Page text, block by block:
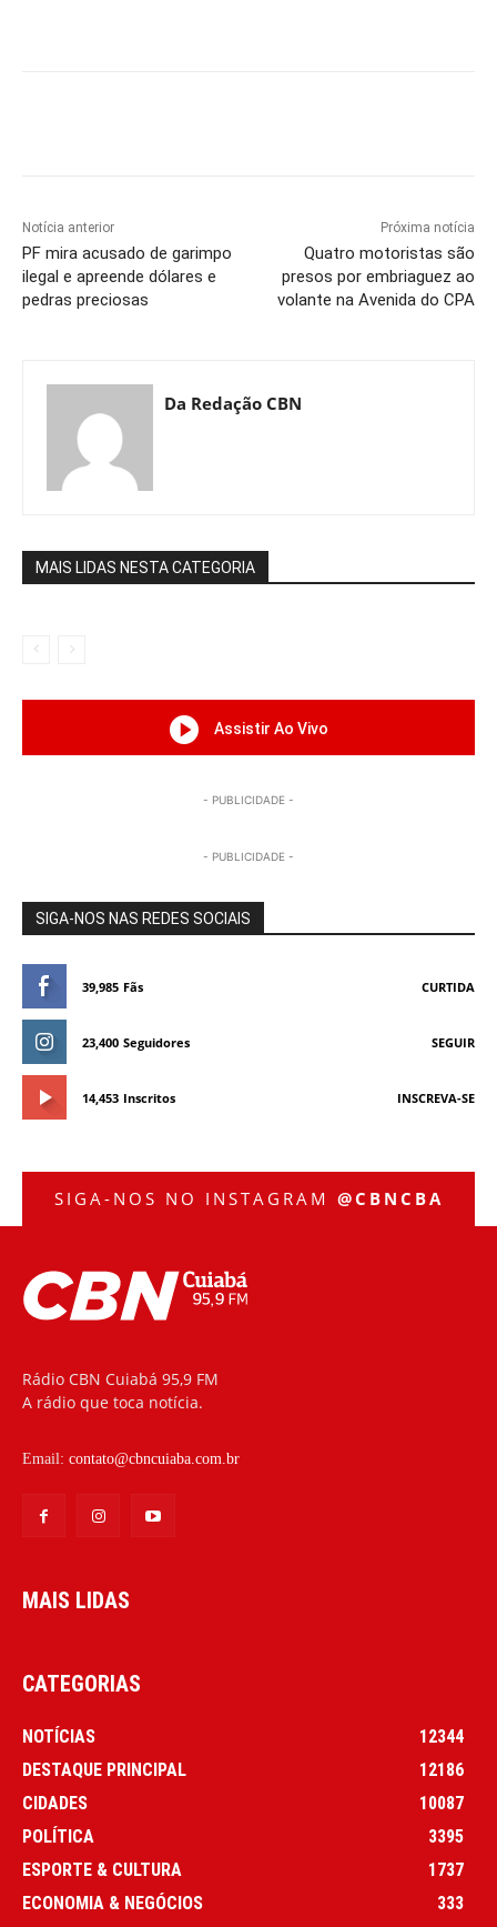
Notícia anterior
PF mira acusado de garimpo
ilegal e apreende dólares e
pedras preciosas
Próxima notícia
Quatro motoristas são
presos por embriaguez ao
volante na Avenida do CPA
Da Redação CBN
MAIS LIDAS NESTA CATEGORIA
Assistir Ao Vivo
- PUBLICIDADE -
- PUBLICIDADE -
SIGA-NOS NAS REDES SOCIAIS
39,985 Fãs CURTIDA
23,400 Seguidores SEGUIR
14,453 Inscritos INSCREVA-SE
SIGA-NOS NO INSTAGRAM @CBNCBA
Rádio CBN Cuiabá 95,9 FM
A rádio que toca notícia.
Email: contato@cbncuiaba.com.br
MAIS LIDAS
CATEGORIAS
NOTÍCIAS
12344
DESTAQUE PRINCIPAL
12186
CIDADES
10087
POLÍTICA
3395
ESPORTE & CULTURA
1737
ECONOMIA & NEGÓCIOS
333